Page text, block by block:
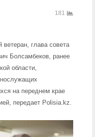
181
глава совета
Болсамбеков, ранее
области,
на переднем крае
передает Polisia.kz.